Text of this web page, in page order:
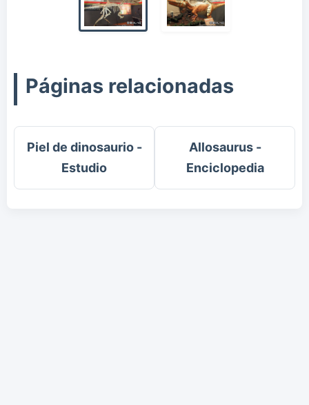
Páginas relacionadas
Piel de dinosaurio -
Estudio
Allosaurus -
Enciclopedia